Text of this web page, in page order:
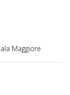
Maggiore